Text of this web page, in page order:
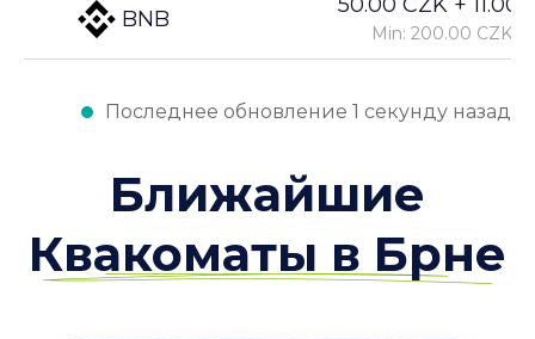
BNB
Min: 200.00 CZK
Последнее обновление 1 секунду назад
Ближайшие
Квакоматы в Брне